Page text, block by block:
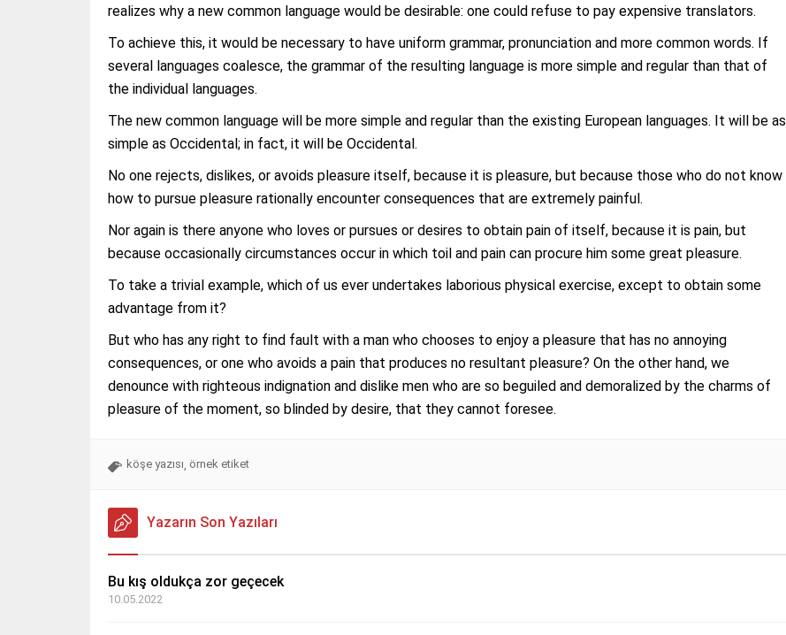
realizes why a new common language would be desirable: one could refuse to pay expensive translators.
To achieve this, it would be necessary to have uniform grammar, pronunciation and more common words. If
several languages coalesce, the grammar of the resulting language is more simple and regular than that of
the individual languages.
The new common language will be more simple and regular than the existing European languages. It will be as
simple as Occidental; in fact, it will be Occidental.
No one rejects, dislikes, or avoids pleasure itself, because it is pleasure, but because those who do not know
how to pursue pleasure rationally encounter consequences that are extremely painful.
Nor again is there anyone who loves or pursues or desires to obtain pain of itself, because it is pain, but
because occasionally circumstances occur in which toil and pain can procure him some great pleasure.
To take a trivial example, which of us ever undertakes laborious physical exercise, except to obtain some
advantage from it?
But who has any right to find fault with a man who chooses to enjoy a pleasure that has no annoying
consequences, or one who avoids a pain that produces no resultant pleasure? On the other hand, we
denounce with righteous indignation and dislike men who are so beguiled and demoralized by the charms of
pleasure of the moment, so blinded by desire, that they cannot foresee.
köşe yazısı, örnek etiket
Yazarın Son Yazıları
Bu kış oldukça zor geçecek
10.05.2022